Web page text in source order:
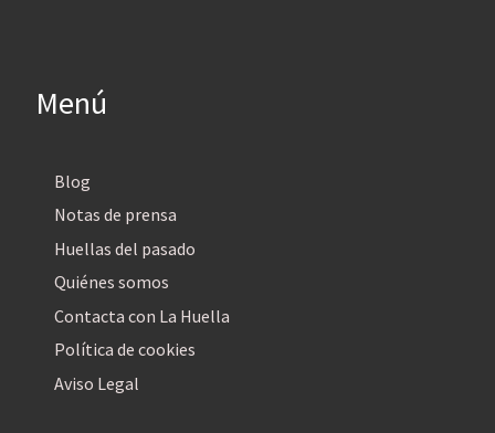
Menú
Blog
Notas de prensa
Huellas del pasado
Quiénes somos
Contacta con La Huella
Política de cookies
Aviso Legal